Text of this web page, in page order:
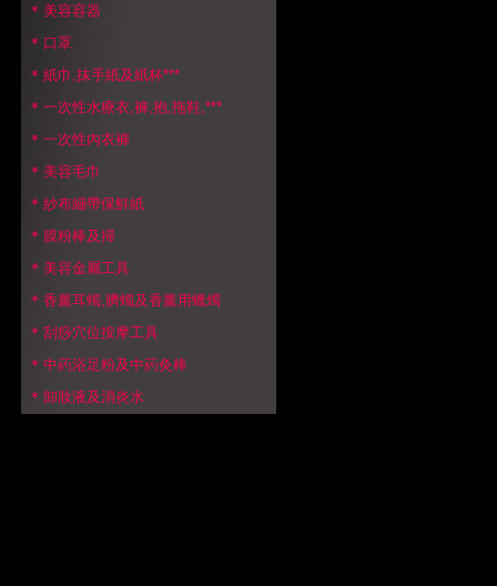
iProtect 安陪抗流感舒鼻敏草本噴霧(買5送1)
＊ 美容容器
＊ 口罩
＊ 紙巾,抹手紙及紙杯***
＊ 一次性水療衣,褲,抱,拖鞋,***
＊ 一次性內衣褲
＊ 美容毛巾
＊ 紗布繃帶保鮮紙
＊ 膜粉棒及掃
＊ 美容金屬工具
＊ 香薰耳蠋,臍蠋及香薰用蠟燭
＊ 刮痧穴位按摩工具
＊ 中葯浴足粉及中葯灸棒
＊ 卸妝液及消炎水